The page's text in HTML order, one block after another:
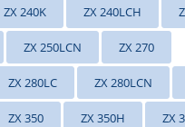
ZX 240K ZX 240LCH
ZX 250LCN ZX 270
ZX 280LC ZX 280LCN
ZX 350 ZX 350H ZX